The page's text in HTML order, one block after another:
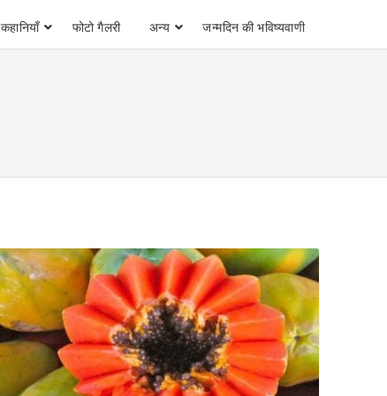
कहानियाँ फोटो गैलरी अन्य जन्मदिन की भविष्यवाणी